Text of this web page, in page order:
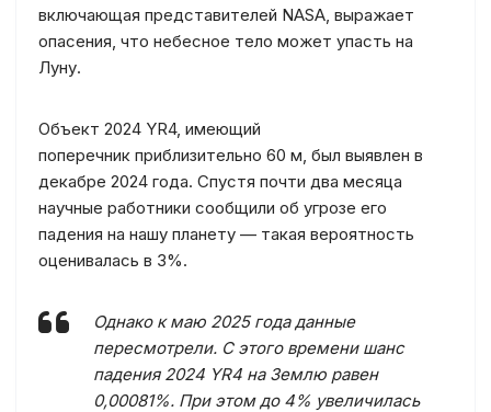
включающая представителей NASA, выражает
опасения, что небесное тело может упасть на
Луну.
Объект 2024 YR4, имеющий
поперечник приблизительно 60 м, был выявлен в
декабре 2024 года. Спустя почти два месяца
научные работники сообщили об угрозе его
падения на нашу планету — такая вероятность
оценивалась в 3%.
Однако к маю 2025 года данные
пересмотрели. С этого времени шанс
падения 2024 YR4 на Землю равен
0,00081%. При этом до 4% увеличилась